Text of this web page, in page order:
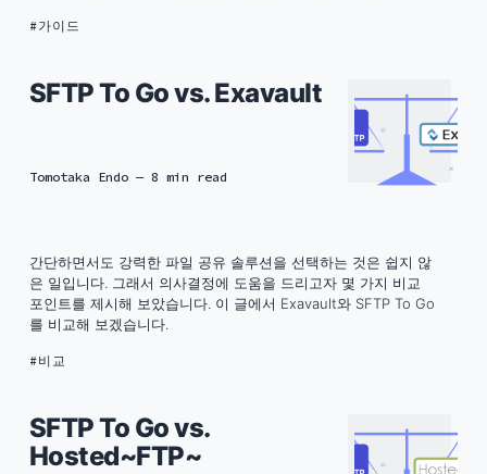
가이드
SFTP To Go vs. Exavault
Tomotaka Endo — 8 min read
간단하면서도 강력한 파일 공유 솔루션을 선택하는 것은 쉽지 않
은 일입니다. 그래서 의사결정에 도움을 드리고자 몇 가지 비교
포인트를 제시해 보았습니다. 이 글에서 Exavault와 SFTP To Go
를 비교해 보겠습니다.
비교
SFTP To Go vs.
Hosted~FTP~